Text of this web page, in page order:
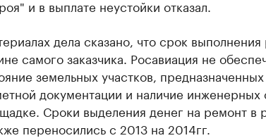
и в выплате неустойки отказал.
дела сказано, что срок выполнения
самого заказчика. Росавиация не
земельных участков,
документации и наличие инженерных
Сроки выделения денег на ремонт в
переносились с 2013 на 2014гг.